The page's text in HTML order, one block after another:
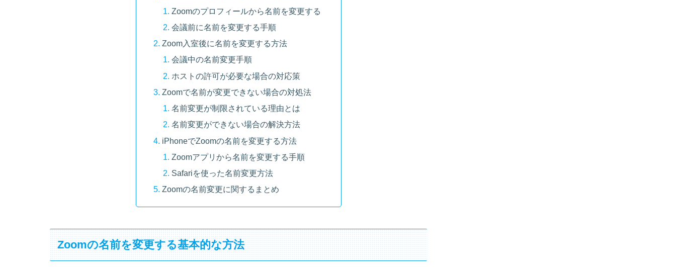
Zoomのプロフィールから名前を変更する
会議前に名前を変更する手順
Zoom入室後に名前を変更する方法
会議中の名前変更手順
ホストの許可が必要な場合の対応策
Zoomで名前が変更できない場合の対処法
名前変更が制限されている理由とは
名前変更ができない場合の解決方法
iPhoneでZoomの名前を変更する方法
Zoomアプリから名前を変更する手順
Safariを使った名前変更方法
Zoomの名前変更に関するまとめ
Zoomの名前を変更する基本的な方法